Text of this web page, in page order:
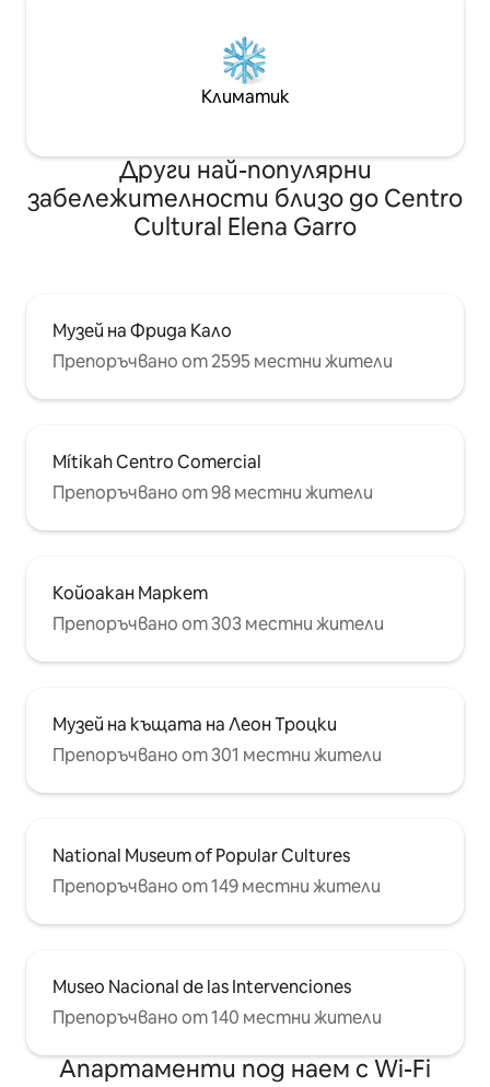
Климатик
Други най-популярни
забележителности близо до Centro
Cultural Elena Garro
Музей на Фрида Кало
Препоръчвано от 2595 местни жители
Mítikah Centro Comercial
Препоръчвано от 98 местни жители
Койоакан Маркет
Препоръчвано от 303 местни жители
Музей на къщата на Леон Троцки
Препоръчвано от 301 местни жители
National Museum of Popular Cultures
Препоръчвано от 149 местни жители
Museo Nacional de las Intervenciones
Препоръчвано от 140 местни жители
Апартаменти под наем с Wi-Fi